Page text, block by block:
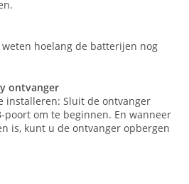
hoelang de batterijen nog
ontvanger
installeren: Sluit de ontvanger
poort om te beginnen. En wanneer
is, kunt u de ontvanger opbergen